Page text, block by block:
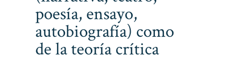
poesía, ensayo,
autobiografía) como
de la teoría crítica